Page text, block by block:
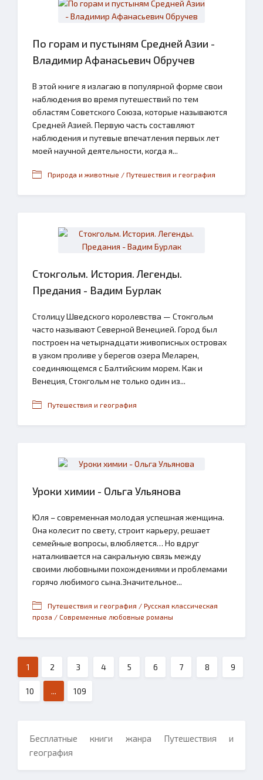
По горам и пустыням Средней Азии -
Владимир Афанасьевич Обручев
В этой книге я излагаю в популярной форме свои
наблюдения во время путешествий по тем
областям Советского Союза, которые называются
Средней Азией. Первую часть составляют
наблюдения и путевые впечатления первых лет
моей научной деятельности, когда я...
Природа и животные / Путешествия и география
Стокгольм. История. Легенды.
Предания - Вадим Бурлак
Столицу Шведского королевства — Стокгольм
часто называют Северной Венецией. Город был
построен на четырнадцати живописных островах
в узком проливе у берегов озера Меларен,
соединяющемся с Балтийским морем. Как и
Венеция, Стокгольм не только один из...
Путешествия и география
Уроки химии - Ольга Ульянова
Юля – современная молодая успешная женщина.
Она колесит по свету, строит карьеру, решает
семейные вопросы, влюбляется… Но вдруг
наталкивается на сакральную связь между
своими любовными похождениями и проблемами
горячо любимого сына.Значительное...
Путешествия и география / Русская классическая
проза / Современные любовные романы
1 2 3 4 5 6 7 8 9
10 ... 109
Бесплатные книги жанра Путешествия и
география